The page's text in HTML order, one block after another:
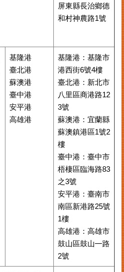
屏東縣⾧治鄉德
和村神農路1號
基隆港
臺北港
蘇澳港
臺中港
安平港
高雄港
基隆港：基隆市
港西街6號4樓
臺北港：新北市
八里區商港路12
3號
蘇澳港：宜蘭縣
蘇澳鎮港區1號2
樓
臺中港：臺中市
梧棲區臨海路83
之3號
安平港：臺南市
南區新港路25號
1樓
高雄港：高雄市
鼓山區鼓山㇐路
2號